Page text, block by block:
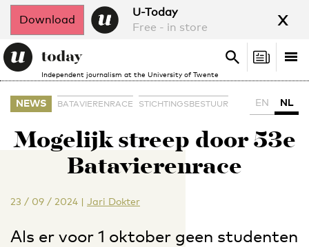
Download
U-Today
Free - in store
x
Independent journalism at the University of Twente
Search
Search
NEWS BATAVIERENRACE STICHTINGSBESTUUR EN NL
Mogelijk streep door 53e
Batavierenrace
23 / 09 / 2024 | Jari Dokter
Als er voor 1 oktober geen studenten